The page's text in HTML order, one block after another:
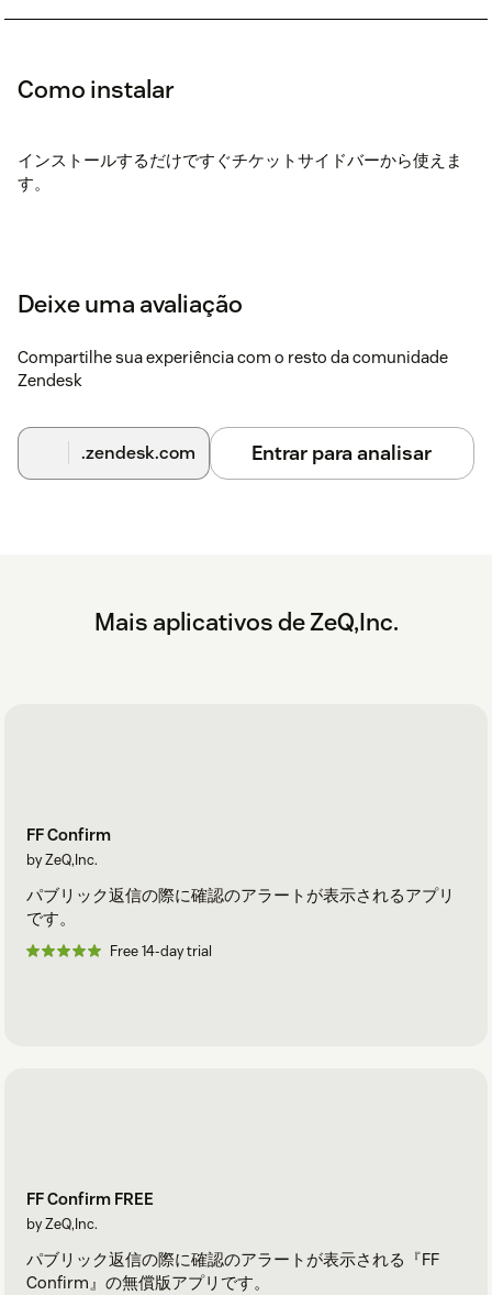
Como instalar
インストールするだけですぐチケットサイドバーから使えま
す。
Deixe uma avaliação
Compartilhe sua experiência com o resto da comunidade
Zendesk
.zendesk.com Entrar para analisar
Mais aplicativos de ZeQ,Inc.
FF Confirm
by ZeQ,Inc.
パブリック返信の際に確認のアラートが表示されるアプリ
です。
Free 14-day trial
FF Confirm FREE
by ZeQ,Inc.
パブリック返信の際に確認のアラートが表示される『FF
Confirm』の無償版アプリです。